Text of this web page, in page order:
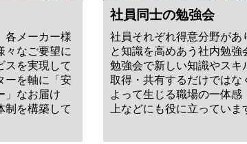
各メーカー様
々なご要望に
スを実現して
ーを軸に「安
」なお届け
制を構築して
社員同士の勉強会
社員それぞれ得意分野が
と知識を高めあう社内勉
勉強会で新しい知識やス
取得・共有するだけでは
よって生じる職場の一体
上などにも役に立っていま